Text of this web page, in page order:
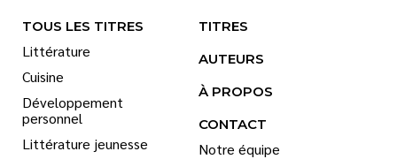
TOUS LES TITRES
Littérature
Cuisine
Développement
personnel
Littérature jeunesse
TITRES
AUTEURS
À PROPOS
CONTACT
Notre équipe